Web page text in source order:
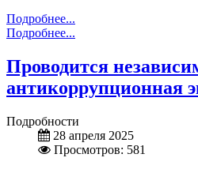
Подробнее...
Подробнее...
Проводится
антикоррупционная
Подробности
28 апреля 2025
Просмотров: 581